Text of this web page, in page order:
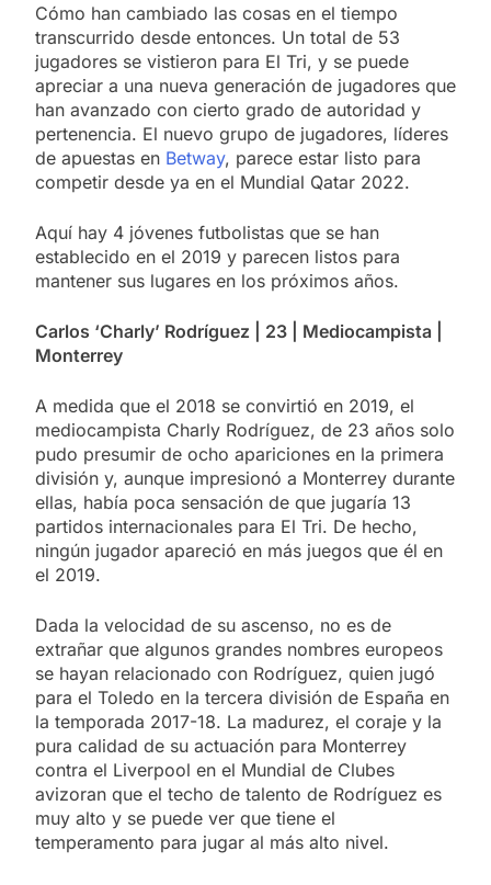
Cómo han cambiado las cosas en el tiempo
transcurrido desde entonces. Un total de 53
jugadores se vistieron para El Tri, y se puede
apreciar a una nueva generación de jugadores que
han avanzado con cierto grado de autoridad y
pertenencia. El nuevo grupo de jugadores, líderes
de apuestas en Betway, parece estar listo para
competir desde ya en el Mundial Qatar 2022.
Aquí hay 4 jóvenes futbolistas que se han
establecido en el 2019 y parecen listos para
mantener sus lugares en los próximos años.
Carlos ‘Charly’ Rodríguez | 23 | Mediocampista |
Monterrey
A medida que el 2018 se convirtió en 2019, el
mediocampista Charly Rodríguez, de 23 años solo
pudo presumir de ocho apariciones en la primera
división y, aunque impresionó a Monterrey durante
ellas, había poca sensación de que jugaría 13
partidos internacionales para El Tri. De hecho,
ningún jugador apareció en más juegos que él en
el 2019.
Dada la velocidad de su ascenso, no es de
extrañar que algunos grandes nombres europeos
se hayan relacionado con Rodríguez, quien jugó
para el Toledo en la tercera división de España en
la temporada 2017-18. La madurez, el coraje y la
pura calidad de su actuación para Monterrey
contra el Liverpool en el Mundial de Clubes
avizoran que el techo de talento de Rodríguez es
muy alto y se puede ver que tiene el
temperamento para jugar al más alto nivel.